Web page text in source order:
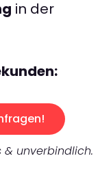
in der
& unverbindlich.